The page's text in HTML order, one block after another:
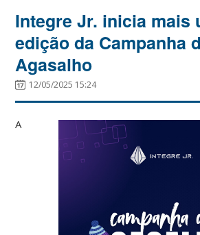
Integre Jr. inicia mais
edição da Campanha
Agasalho
12/05/2025 15:24
A